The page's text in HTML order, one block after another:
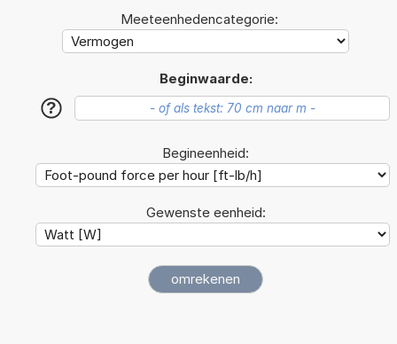
Meeteenhedencategorie:
Beginwaarde:
?
Begineenheid:
Gewenste eenheid: